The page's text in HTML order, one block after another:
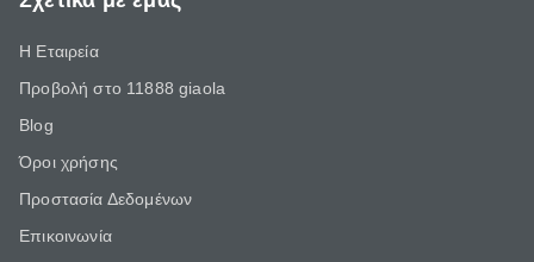
Η Εταιρεία
Προβολή στο 11888 giaola
Blog
Όροι χρήσης
Προστασία Δεδομένων
Επικοινωνία